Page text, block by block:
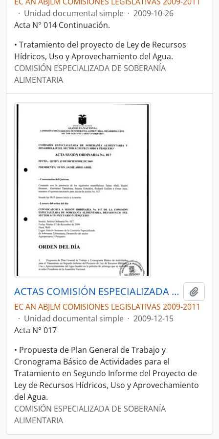
· Unidad documental simple · 2009-10-26
Acta N° 014 Continuación.
• Tratamiento del proyecto de Ley de Recursos
Hídricos, Uso y Aprovechamiento del Agua.
COMISIÓN ESPECIALIZADA DE SOBERANÍA
ALIMENTARIA
ACTAS COMISIÓN ESPECIALIZADA DE SOBERANÍA ALIMENTARIA, DESARROLLO DEL SECTOR AGROPECUARIO Y PESQUERO.
EC AN ABJLM COMISIONES LEGISLATIVAS 2009-2011
· Unidad documental simple · 2009-12-15
Acta N° 017
• Propuesta de Plan General de Trabajo y
Cronograma Básico de Actividades para el
Tratamiento en Segundo Informe del Proyecto de
Ley de Recursos Hídricos, Uso y Aprovechamiento
del Agua.
COMISIÓN ESPECIALIZADA DE SOBERANÍA
ALIMENTARIA